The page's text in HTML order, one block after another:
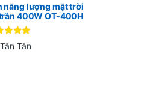
năng lượng mặt trời
400W OT-400H
xếp
55 Tân